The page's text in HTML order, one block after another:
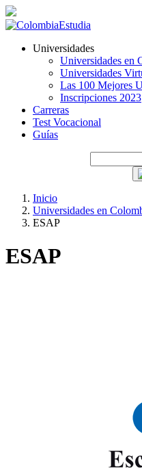
Universidades
Universidades en
Universidades
Las 100 Mejores
Inscripciones 2023
Carreras
Test Vocacional
Guías
Inicio
Universidades en
ESAP
ESAP